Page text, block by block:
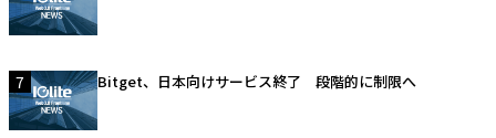
7 Bitget、日本向けサービス終了 段階的に制限へ